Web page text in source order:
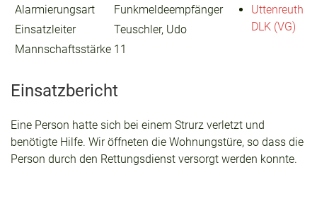
Alarmierungsart
Funkmeldeempfänger
Einsatzleiter
Teuschler, Udo
Mannschaftsstärke 11
Uttenreuth
DLK (VG)
Einsatzbericht
Eine Person hatte sich bei einem Strurz verletzt und
benötigte Hilfe. Wir öffneten die Wohnungstüre, so dass die
Person durch den Rettungsdienst versorgt werden konnte.